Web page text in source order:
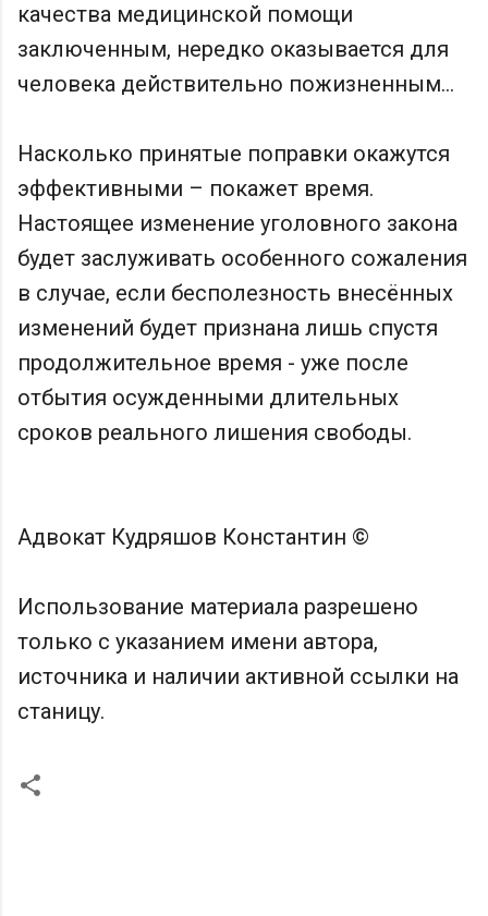
качества медицинской помощи
заключенным, нередко оказывается для
человека действительно пожизненным…
Насколько принятые поправки окажутся
эффективными – покажет время.
Настоящее изменение уголовного закона
будет заслуживать особенного сожаления
в случае, если бесполезность внесённых
изменений будет признана лишь спустя
продолжительное время - уже после
отбытия осужденными длительных
сроков реального лишения свободы.
Адвокат Кудряшов Константин ©
Использование материала разрешено
только с указанием имени автора,
источника и наличии активной ссылки на
станицу.